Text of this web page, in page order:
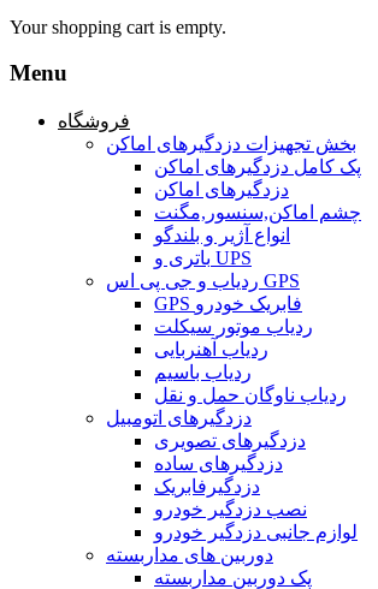
Your shopping cart is empty.
Menu
فروشگاه
بخش تجهیزات دزدگیرهای اماکن
پک کامل دزدگیرهای اماکن
دزدگیرهای اماکن
چشم اماکن,سنسور,مگنت
انواع آژیر و بلندگو
باتری و UPS
ردیاب و جی پی اس GPS
GPS فابریک خودرو
ردیاب موتور سیکلت
ردیاب آهنربایی
ردیاب باسیم
ردیاب ناوگان حمل و نقل
دزدگیرهای اتومبیل
دزدگیرهای تصویری
دزدگیرهای ساده
دزدگیرفابریک
نصب دزدگیر خودرو
لوازم جانبی دزدگیر خودرو
دوربین های مداربسته
پک دوربین مداربسته